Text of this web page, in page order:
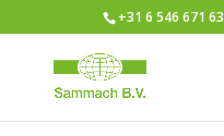
+31 6 546 671 63